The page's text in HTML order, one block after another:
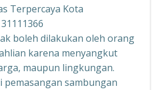
Terpercaya Kota
boleh dilakukan oleh orang
karena menyangkut
maupun lingkungan.
pemasangan sambungan